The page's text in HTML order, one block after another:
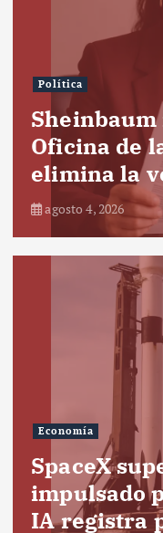
Política
Oficina de
elimina la
agosto 4, 2026
Economía
SpaceX
impulsado
IA registra